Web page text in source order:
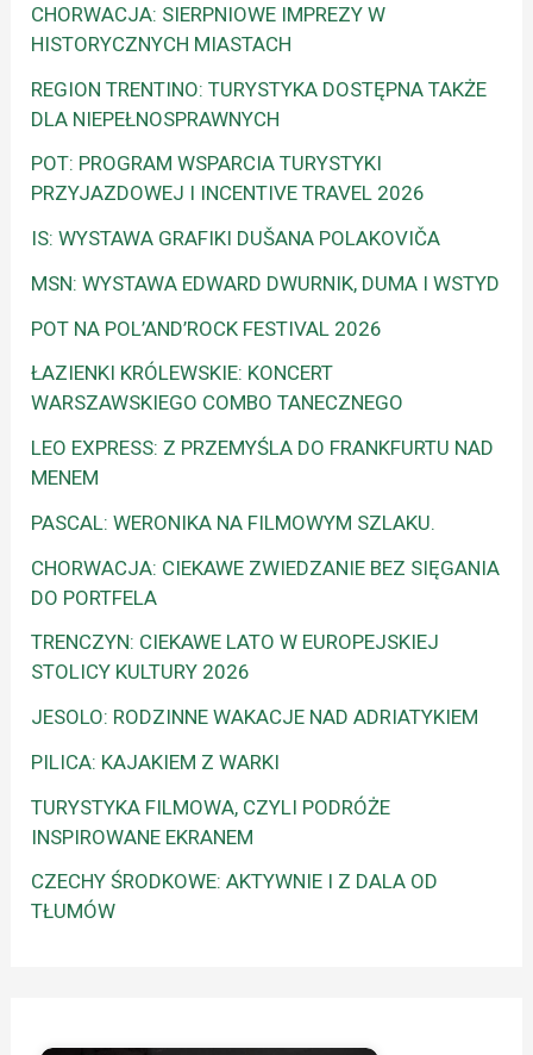
CHORWACJA: SIERPNIOWE IMPREZY W
HISTORYCZNYCH MIASTACH
REGION TRENTINO: TURYSTYKA DOSTĘPNA TAKŻE
DLA NIEPEŁNOSPRAWNYCH
POT: PROGRAM WSPARCIA TURYSTYKI
PRZYJAZDOWEJ I INCENTIVE TRAVEL 2026
IS: WYSTAWA GRAFIKI DUŠANA POLAKOVIČA
MSN: WYSTAWA EDWARD DWURNIK, DUMA I WSTYD
POT NA POL’AND’ROCK FESTIVAL 2026
ŁAZIENKI KRÓLEWSKIE: KONCERT
WARSZAWSKIEGO COMBO TANECZNEGO
LEO EXPRESS: Z PRZEMYŚLA DO FRANKFURTU NAD
MENEM
PASCAL: WERONIKA NA FILMOWYM SZLAKU.
CHORWACJA: CIEKAWE ZWIEDZANIE BEZ SIĘGANIA
DO PORTFELA
TRENCZYN: CIEKAWE LATO W EUROPEJSKIEJ
STOLICY KULTURY 2026
JESOLO: RODZINNE WAKACJE NAD ADRIATYKIEM
PILICA: KAJAKIEM Z WARKI
TURYSTYKA FILMOWA, CZYLI PODRÓŻE
INSPIROWANE EKRANEM
CZECHY ŚRODKOWE: AKTYWNIE I Z DALA OD
TŁUMÓW